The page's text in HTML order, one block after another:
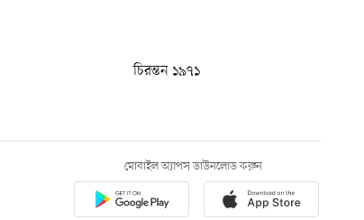
চিরন্তন ১৯৭১
মোবাইল অ্যাপস ডাউনলোড করুন